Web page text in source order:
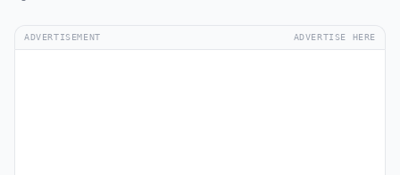
ADVERTISEMENT ADVERTISE HERE